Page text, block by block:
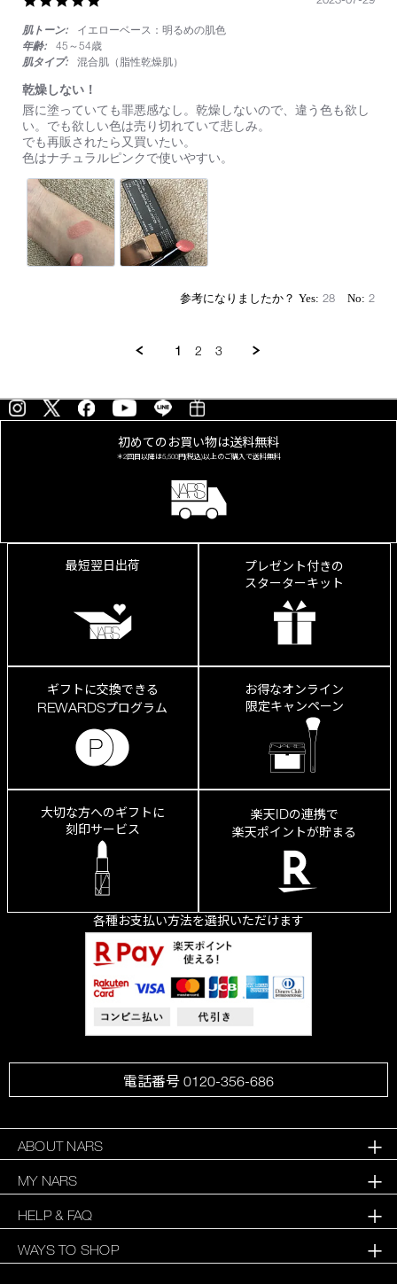
を
入
し
ま
た。
ま
ず、
細
身
ケ
ー
ス
が
お
し
ス
ル
ス
ワ
rating
肌トーン:
イエローベース：明るめの肌色
年齢:
45～54歳
肌タイプ:
混合肌（脂性乾燥肌）
乾燥しない！
Review
by
on
29
Jul
2023
review
stating
乾
燥
し
な
い！
唇に塗っていても罪悪感なし。乾燥しないので、違う色も欲し
い。でも欲しい色は売り切れていて悲しみ。
でも再販されたら又買いたい。
色はナチュラルピンクで使いやすい。
28 2
1 2 3
初めてのお買い物は送料無料
＊2回目以降は5,500円(税込)以上のご購入で送料無料
最短翌日出荷
プレゼント付きの
スターターキット
ギフトに交換できる
REWARDSプログラム
お得なオンライン
限定キャンペーン
大切な方へのギフトに
刻印サービス
楽天IDの連携で
楽天ポイントが貯まる
各種お支払い方法を選択いただけます
電話番号 0120-356-686
ABOUT NARS
MY NARS
HELP & FAQ
WAYS TO SHOP